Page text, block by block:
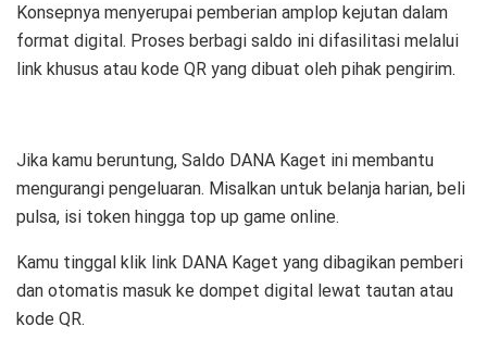
Konsepnya menyerupai pemberian amplop kejutan dalam
format digital. Proses berbagi saldo ini difasilitasi melalui
link khusus atau kode QR yang dibuat oleh pihak pengirim.
Jika kamu beruntung, Saldo DANA Kaget ini membantu
mengurangi pengeluaran. Misalkan untuk belanja harian, beli
pulsa, isi token hingga top up game online.
Kamu tinggal klik link DANA Kaget yang dibagikan pemberi
dan otomatis masuk ke dompet digital lewat tautan atau
kode QR.